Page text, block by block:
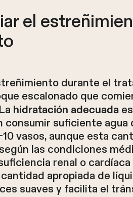
el
durante el
escalonado que
hidratación adecuada
consumir suficiente agua
vasos, aunque esta
las condiciones
renal o
apropiada de
suaves y facilita el